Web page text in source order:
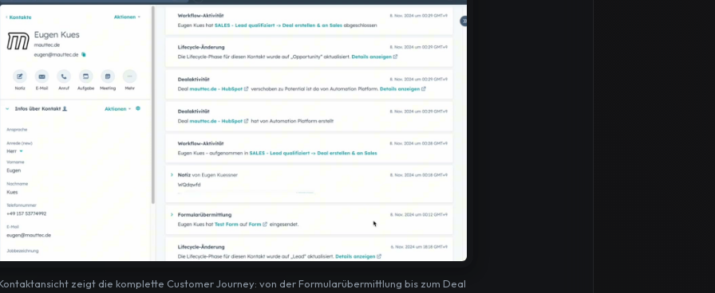
zeigt die komplette Customer Journey: von der Formularübermittlung bis zum Deal